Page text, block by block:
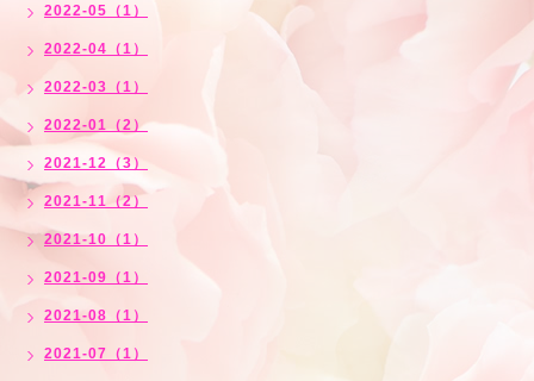
2022-05（1）
2022-04（1）
2022-03（1）
2022-01（2）
2021-12（3）
2021-11（2）
2021-10（1）
2021-09（1）
2021-08（1）
2021-07（1）